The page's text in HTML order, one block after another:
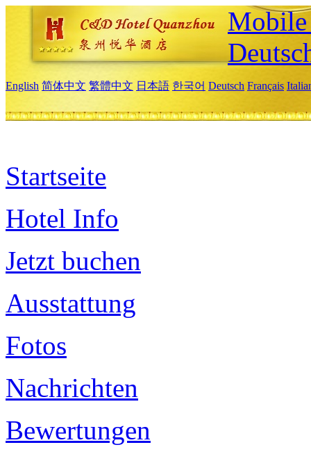
English 简体中文 繁體中文 日本語 한국어 Deutsch Français
Startseite
Hotel Info
Jetzt buchen
Ausstattung
Fotos
Nachrichten
Bewertungen